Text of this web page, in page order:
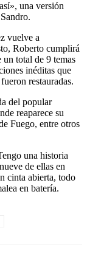
una versión
vuelve a
Roberto cumplirá
un total de 9 temas
inéditas que
restauradas.
del popular
reaparece su
Fuego, entre otros
una historia
de ellas en
cinta abierta, todo
en batería.